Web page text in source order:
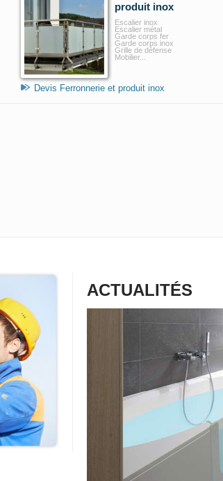
produit inox
Escalier inox
Escalier métal
Garde corps fer
Garde corps inox
Grille de défense
Mobilier...
Devis Ferronnerie et produit inox
ACTUALITÉS